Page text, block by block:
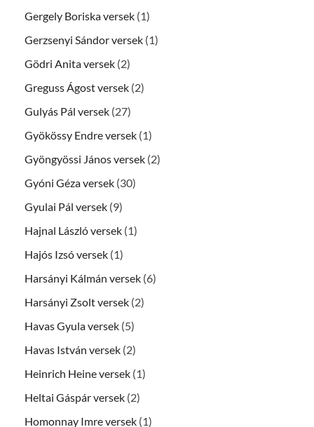
Gergely Boriska versek (1)
Gerzsenyi Sándor versek (1)
Gödri Anita versek (2)
Greguss Ágost versek (2)
Gulyás Pál versek (27)
Gyökössy Endre versek (1)
Gyöngyössi János versek (2)
Gyóni Géza versek (30)
Gyulai Pál versek (9)
Hajnal László versek (1)
Hajós Izsó versek (1)
Harsányi Kálmán versek (6)
Harsányi Zsolt versek (2)
Havas Gyula versek (5)
Havas István versek (2)
Heinrich Heine versek (1)
Heltai Gáspár versek (2)
Homonnay Imre versek (1)